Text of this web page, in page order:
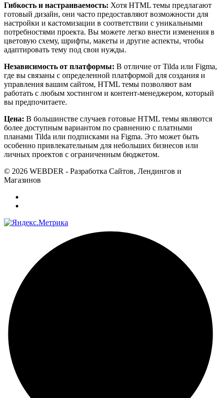
Гибкость и настраиваемость: Хотя HTML темы предлагают
готовый дизайн, они часто предоставляют возможности для
настройки и кастомизации в соответствии с уникальными
потребностями проекта. Вы можете легко внести изменения в
цветовую схему, шрифты, макеты и другие аспекты, чтобы
адаптировать тему под свои нужды.
Независимость от платформы: В отличие от Tilda или Figma,
где вы связаны с определенной платформой для создания и
управления вашим сайтом, HTML темы позволяют вам
работать с любым хостингом и контент-менеджером, который
вы предпочитаете.
Цена: В большинстве случаев готовые HTML темы являются
более доступным вариантом по сравнению с платными
планами Tilda или подписками на Figma. Это может быть
особенно привлекательным для небольших бизнесов или
личных проектов с ограниченным бюджетом.
© 2026 WEBDER - Разработка Сайтов, Лендингов и
Магазинов